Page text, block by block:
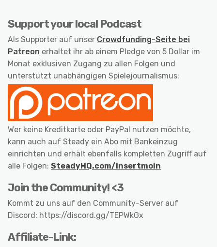
Support your local Podcast
Als Supporter auf unser Crowdfunding-Seite bei
Patreon erhaltet ihr ab einem Pledge von 5 Dollar im
Monat exklusiven Zugang zu allen Folgen und
unterstützt unabhängigen Spielejournalismus:
Wer keine Kreditkarte oder PayPal nutzen möchte,
kann auch auf Steady ein Abo mit Bankeinzug
einrichten und erhält ebenfalls kompletten Zugriff auf
alle Folgen: SteadyHQ.com/insertmoin
Join the Community! <3
Kommt zu uns auf den Community-Server auf
Discord: https://discord.gg/TEPWkGx
Affiliate-Link: